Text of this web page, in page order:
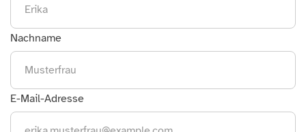
Nachname
E-Mail-Adresse